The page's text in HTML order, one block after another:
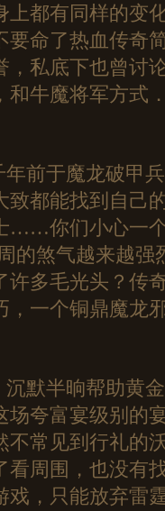
都有同样的变
要命了热血传奇
，私底下也曾讨
和牛魔将军方式
年前于魔龙破甲
致都能找到自己
……你们小心一
的煞气越来越强
许多毛光头？传
，一个铜鼎魔龙
默半晌帮助黄
场夸富宴级别的
不常见到行礼的
看周围，也没有
戏，只能放弃雷